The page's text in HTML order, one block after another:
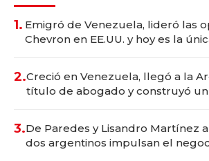
1. Emigró de Venezuela, lideró las
Chevron en EE.UU. y hoy es la
2.Creció en Venezuela, llegó a la
título de abogado y construyó
3.De Paredes y Lisandro Martínez
dos argentinos impulsan el